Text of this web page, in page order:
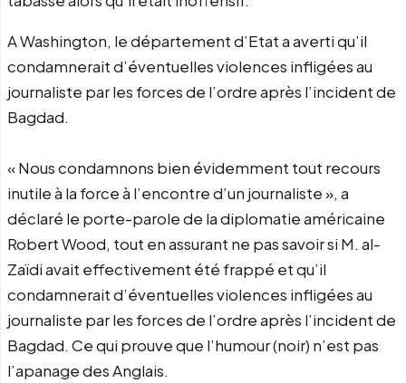
A Washington, le département d’Etat a averti qu’il
condamnerait d’éventuelles violences infligées au
journaliste par les forces de l’ordre après l’incident de
Bagdad.
« Nous condamnons bien évidemment tout recours
inutile à la force à l’encontre d’un journaliste », a
déclaré le porte-parole de la diplomatie américaine
Robert Wood, tout en assurant ne pas savoir si M. al-
Zaïdi avait effectivement été frappé et qu’il
condamnerait d’éventuelles violences infligées au
journaliste par les forces de l’ordre après l’incident de
Bagdad. Ce qui prouve que l’humour (noir) n’est pas
l’apanage des Anglais.